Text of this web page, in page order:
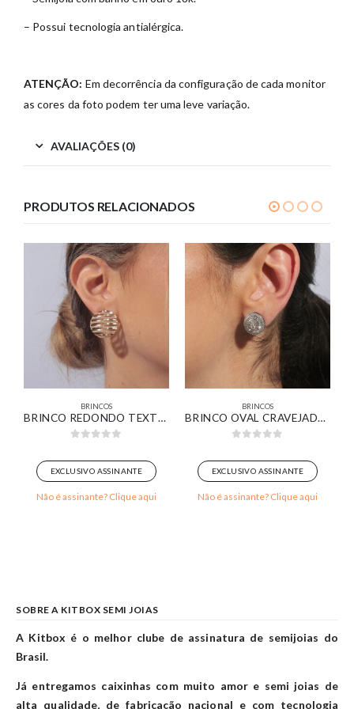
– Possui tecnologia antialérgica.
ATENÇÃO: Em decorrência da configuração de cada monitor
as cores da foto podem ter uma leve variação.
AVALIAÇÕES (0)
PRODUTOS RELACIONADOS
BRINCOS
BRINCO REDONDO TEXTURIZADO LISO E CRAVEJADO BANHADO EM OURO 18K
EXCLUSIVO ASSINANTE
Não é assinante? Clique aqui
BRINCOS
BRINCO OVAL CRAVEJADO BANHADO EM OURO BRANCO
EXCLUSIVO ASSINANTE
Não é assinante? Clique aqui
SOBRE A KITBOX SEMI JOIAS
A Kitbox é o melhor clube de assinatura de semijoias do
Brasil.
Já entregamos caixinhas com muito amor e semi joias de
alta qualidade, de fabricação nacional e com tecnologia